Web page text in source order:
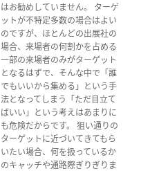
はお勧めしていません。 ターゲ
ットが不特定多数の場合はよい
のですが、ほとんどの出展社の
場合、来場者の何割かを占める
一部の来場者のみがターゲット
となるはずで、そんな中で「誰
でもいいから集める」という手
法となってしまう「ただ目立て
ばいい」という考えはあまりに
も危険だからです。 狙い通りの
ターゲットに近づいてきてもら
いたい場合、何を扱っているか
のキャッチや通路際ぎりぎりま